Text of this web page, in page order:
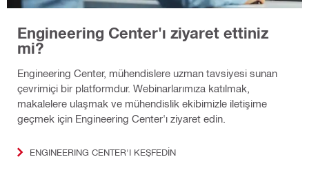
Engineering Center'ı ziyaret ettiniz
mi?
Engineering Center, mühendislere uzman tavsiyesi sunan
çevrimiçi bir platformdur. Webinarlarımıza katılmak,
makalelere ulaşmak ve mühendislik ekibimizle iletişime
geçmek için Engineering Center'ı ziyaret edin.
ENGINEERING CENTER'I KEŞFEDIN